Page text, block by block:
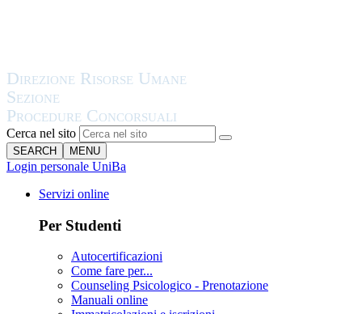
Cerca nel sito
SEARCH MENU
Login personale UniBa
Servizi online
Per Studenti
Autocertificazioni
Come fare per...
Counseling Psicologico - Prenotazione
Manuali online